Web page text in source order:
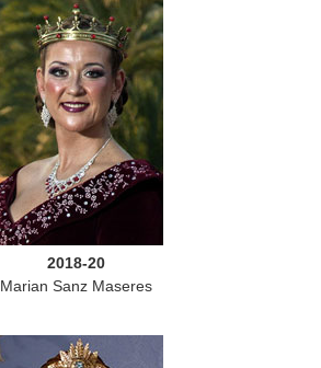
2018-20
Marian Sanz Maseres